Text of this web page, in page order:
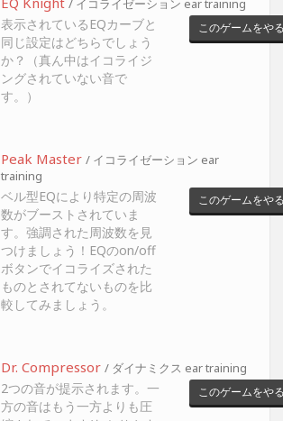
表示されているEQカーブと
同じ設定はどちらでしょう
か？（真ん中はイコライジ
ングされていない音で
す。）
このゲームをや
Peak Master / イコライゼーション ear
training
ベル型EQにより特定の周波
数がブーストされていま
す。強調された周波数を見
つけましょう！EQのon/off
ボタンでイコライズされた
ものとされてないものを比
較してみましょう。
このゲームをや
Dr. Compressor / ダイナミクス ear training
2つの音が提示されます。一
方の音はもう一方よりも圧
このゲームをや